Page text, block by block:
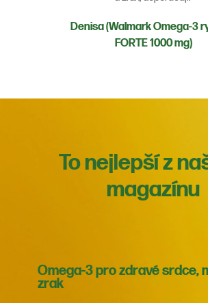
Denisa (Walmark Omega-3
FORTE 1000 mg)
To nejlepší z
magazínu
Omega-3 pro zdravé srdce,
zrak